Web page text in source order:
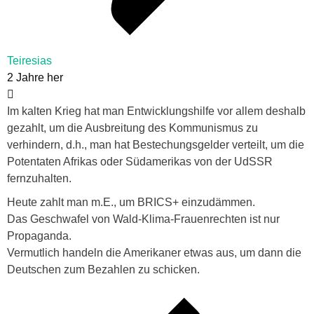
Teiresias
2 Jahre her
Im kalten Krieg hat man Entwicklungshilfe vor allem deshalb
gezahlt, um die Ausbreitung des Kommunismus zu
verhindern, d.h., man hat Bestechungsgelder verteilt, um die
Potentaten Afrikas oder Südamerikas von der UdSSR
fernzuhalten.
Heute zahlt man m.E., um BRICS+ einzudämmen.
Das Geschwafel von Wald-Klima-Frauenrechten ist nur
Propaganda.
Vermutlich handeln die Amerikaner etwas aus, um dann die
Deutschen zum Bezahlen zu schicken.